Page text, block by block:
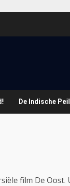
De Indische
film De